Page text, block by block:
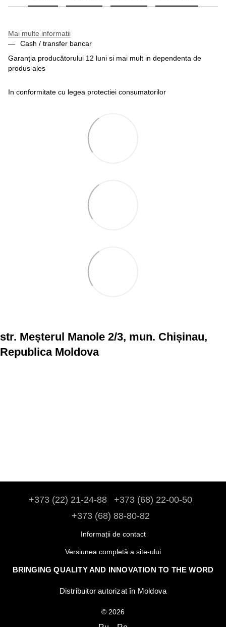
Mai multe informatii
Cash / transfer bancar
Garanția producătorului 12 luni si mai mult in dependenta de
produs ales
In conformitate cu legea protectiei consumatorilor
str. Meșterul Manole 2/3, mun. Chișinau,
Republica Moldova
+373 (22) 21-24-88
+373 (68) 22-00-50
+373 (68) 88-80-82
Informații de contact
Versiunea completă a site-ului
BRINGING QUALITY AND INNOVATION TO THE WORD
Distribuitor autorizat în Moldova
© 2026